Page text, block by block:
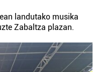
landutako musika
Zabaltza plazan.